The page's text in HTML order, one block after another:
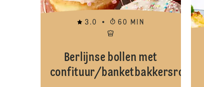
3.0 60 MIN
Berlijnse bollen met
confituur/banketbakkersroom